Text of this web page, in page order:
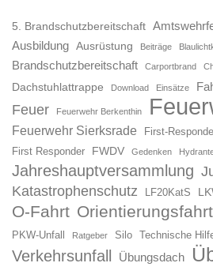
5. Brandschutzbereitschaft
Ausbildung Ausrüstung Beiträge
Brandschutzbereitschaft Carportbrand
Dachstuhlattrappe
Download Einsätze
Feuer Feuerwehr Berkenthin
Feuerwehr Sierksrade
First-
First Responder
FWDV Gedenken
Jahreshauptversammlung
Katastrophenschutz
LF20KatS
O-Fahrt Orientierungsfahrt
PKW-Unfall Ratgeber Silo Technische
Verkehrsunfall
Übungsdach